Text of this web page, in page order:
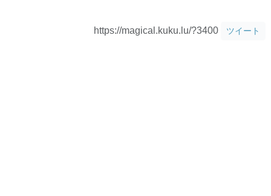
https://magical.kuku.lu/?3400 ツイート